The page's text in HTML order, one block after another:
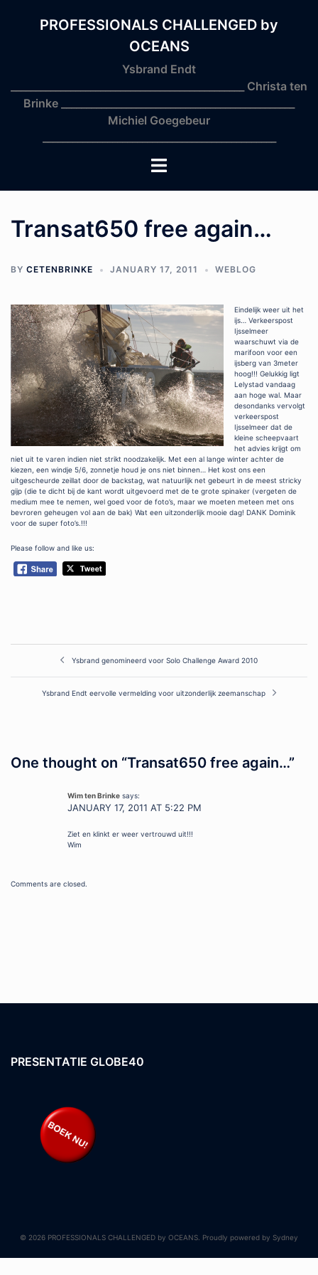
PROFESSIONALS CHALLENGED by
OCEANS
Ysbrand Endt
_______________________________________________ Christa ten
Brinke _______________________________________________
Michiel Goegebeur
Toggle
menu
Transat650 free again…
BY CETENBRINKE JANUARY 17, 2011 WEBLOG
Eindelijk weer uit het
ijs… Verkeerspost
Ijsselmeer
waarschuwt via de
marifoon voor een
ijsberg van 3meter
hoog!!! Gelukkig ligt
Lelystad vandaag
aan hoge wal. Maar
desondanks vervolgt
verkeerspost
Ijsselmeer dat de
kleine scheepvaart
het advies krijgt om
niet uit te varen indien niet strikt noodzakelijk. Met een al lange winter achter de
kiezen, een windje 5/6, zonnetje houd je ons niet binnen… Het kost ons een
uitgescheurde zeillat door de backstag, wat natuurlijk net gebeurt in de meest stricky
gijp (die te dicht bij de kant wordt uitgevoerd met de te grote spinaker (vergeten de
medium mee te nemen, wel goed voor de foto’s, maar we moeten meteen met ons
bevroren geheugen vol aan de bak) Wat een uitzonderlijk mooie dag! DANK Dominik
voor de super foto’s.!!!
Please follow and like us:
navigation
Ysbrand genomineerd voor Solo Challenge Award 2010
Ysbrand Endt eervolle vermelding voor uitzonderlijk zeemanschap
One thought on “Transat650 free again…”
Wim ten Brinke says:
JANUARY 17, 2011 AT 5:22 PM
Ziet en klinkt er weer vertrouwd uit!!!
Wim
Comments are closed.
PRESENTATIE GLOBE40
© 2026 PROFESSIONALS CHALLENGED by OCEANS. Proudly powered by Sydney